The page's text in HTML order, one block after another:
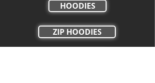
HOODIES
ZIP HOODIES